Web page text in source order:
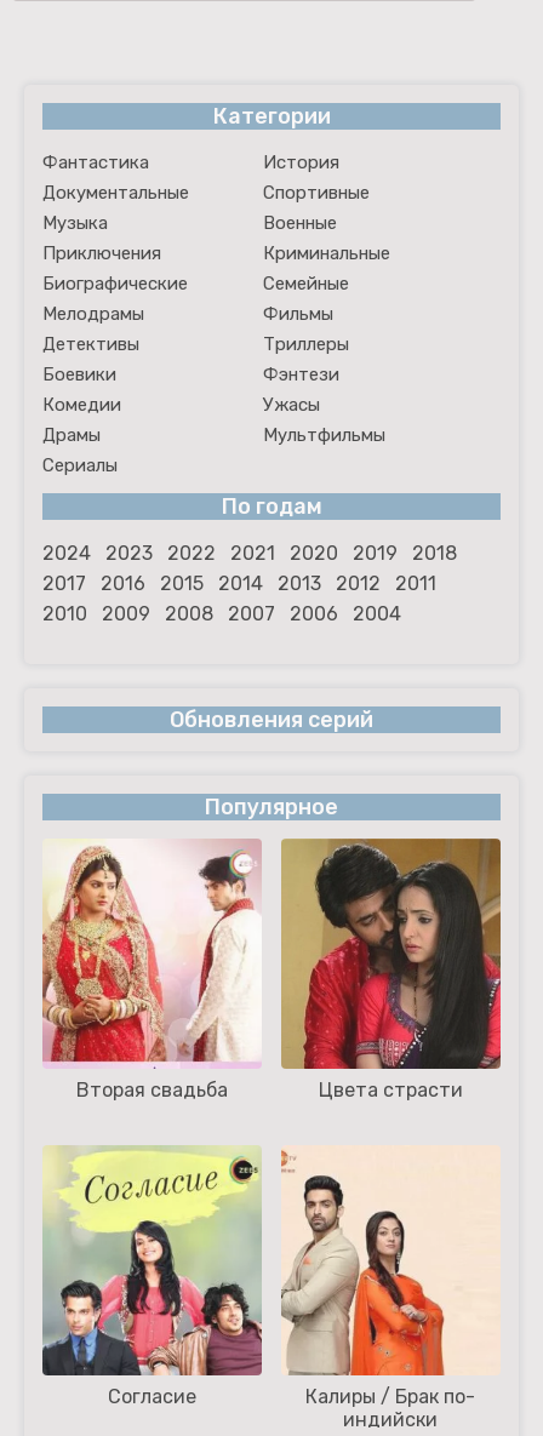
Категории
Фантастика
История
Документальные
Спортивные
Музыка
Военные
Приключения
Криминальные
Биографические
Семейные
Мелодрамы
Фильмы
Детективы
Триллеры
Боевики
Фэнтези
Комедии
Ужасы
Драмы
Мультфильмы
Сериалы
По годам
2024 2023 2022 2021 2020 2019
2018
2017
2016 2015 2014 2013 2012
2011
2010
2009 2008 2007 2006 2004
Обновления серий
Популярное
Вторая свадьба Цвета страсти
Согласие
Калиры / Брак по-
индийски